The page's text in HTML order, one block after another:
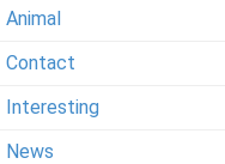
Animal
Contact
Interesting
News